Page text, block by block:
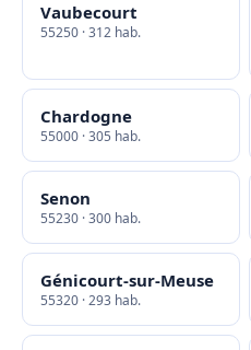
Vaubecourt
55250 · 312 hab.
Chardogne
55000 · 305 hab.
Senon
55230 · 300 hab.
Génicourt-sur-Meuse
55320 · 293 hab.